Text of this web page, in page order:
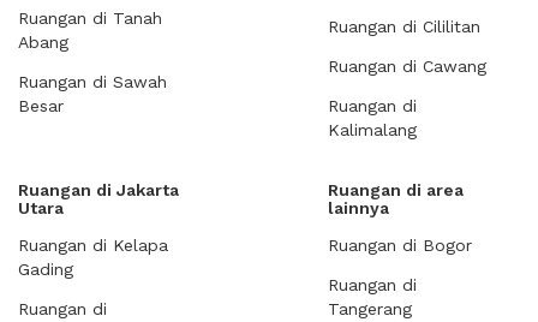
Ruangan di Tanah
Abang
Ruangan di Sawah
Besar
Ruangan di Cililitan
Ruangan di Cawang
Ruangan di
Kalimalang
Ruangan di Jakarta
Utara
Ruangan di Kelapa
Gading
Ruangan di
Ruangan di area
lainnya
Ruangan di Bogor
Ruangan di
Tangerang